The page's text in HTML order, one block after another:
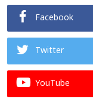
Facebook
Twitter
YouTube